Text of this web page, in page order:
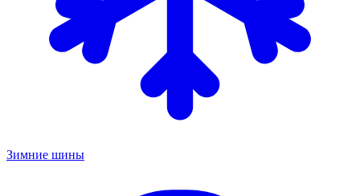
Зимние шины